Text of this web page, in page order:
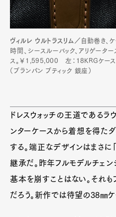
Official
Pen
ヴィルレ ウルトラスリム／ 自動巻き、
時間、シースルーバック、アリゲータ
ス。￥1,595,000 左：18KRGケー
（ブランパン ブティック 銀座）
ドレスウォッチの王道である
ンターケースから着想を得た
する。端正なデザインはまさに
継承だ。昨年フルモデルチェン
基本を崩すことはない。それ
だろう。新作では待望の38㎜ケ